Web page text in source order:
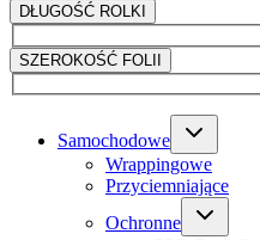
DŁUGOŚĆ ROLKI
SZEROKOŚĆ FOLII
Samochodowe
Wrappingowe
Przyciemniające
Ochronne